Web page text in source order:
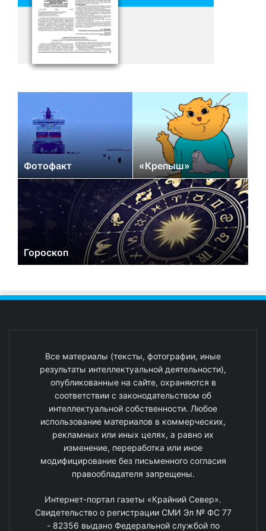
Фотофакт «Крепыш»
Гороскоп
Все материалы (тексты, фотографии, иные
результаты интеллектуальной деятельности),
опубликованные на сайте, охраняются в
соответствии с законодательством об
интеллектуальной собственности. Любое
использование материалов в коммерческих,
рекламных или иных целях, а равно их
изменение, переработка или иное
модифицирование без письменного согласия
правообладателя запрещены.
Интернет-портал газеты «Крайний Север».
Свидетельство о регистрации СМИ Эл № ФС 77
- 82356 выдано Федеральной службой по